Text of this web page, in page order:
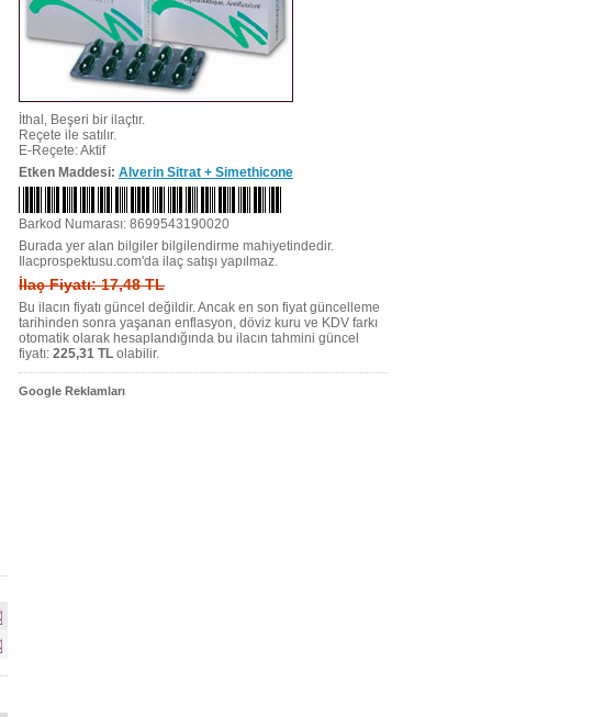
İthal, Beşeri bir ilaçtır.
Reçete ile satılır.
E-Reçete: Aktif
Etken Maddesi: Alverin Sitrat + Simethicone
Barkod Numarası: 8699543190020
Burada yer alan bilgiler bilgilendirme mahiyetindedir.
Ilacprospektusu.com'da ilaç satışı yapılmaz.
İlaç Fiyatı: 17,48 TL
Bu ilacın fiyatı güncel değildir. Ancak en son fiyat güncelleme
tarihinden sonra yaşanan enflasyon, döviz kuru ve KDV farkı
otomatik olarak hesaplandığında bu ilacın tahmini güncel
fiyatı: 225,31 TL olabilir.
Google Reklamları